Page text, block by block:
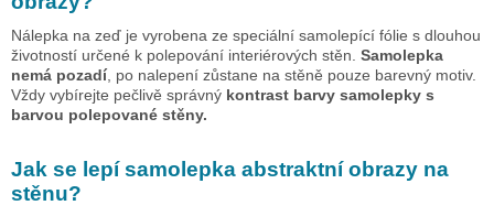
Nálepka na zeď je vyrobena ze speciální samolepící fólie s dlouhou
životností určené k polepování interiérových stěn. Samolepka
nemá pozadí, po nalepení zůstane na stěně pouze barevný motiv.
Vždy vybírejte pečlivě správný kontrast barvy samolepky s
barvou polepované stěny.
Jak se lepí samolepka abstraktní obrazy na
stěnu?